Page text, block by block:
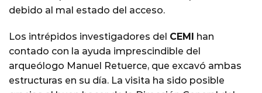
debido al mal estado del acceso.
Los intrépidos investigadores del CEMI
han
contado con la ayuda imprescindible del
arqueólogo Manuel Retuerce, que excavó ambas
estructuras en su día. La visita ha sido posible